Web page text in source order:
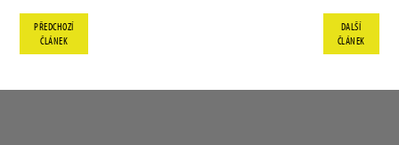
DALŠÍ
ČLÁNEK
PŘEDCHOZÍ
ČLÁNEK